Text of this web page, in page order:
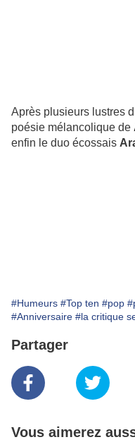
Après plusieurs lustres
poésie mélancolique de
enfin le duo écossais
#Humeurs #Top ten #pop
#Anniversaire #la critique
Partager
Vous aimerez